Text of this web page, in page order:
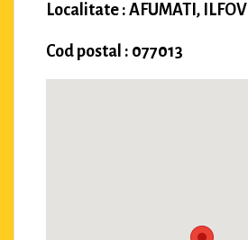
Localitate : AFUMATI, ILFOV
Cod postal : 077013